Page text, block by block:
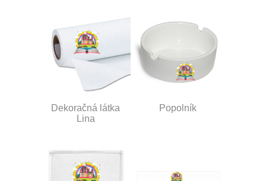
Dekoračná látka
Lina
Popolník